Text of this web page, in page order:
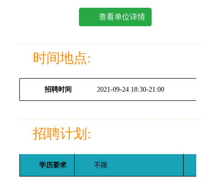
查看单位详情
时间地点:
招聘时间 2021-09-24 18:30-21:00
招聘计划:
学历要求 不限